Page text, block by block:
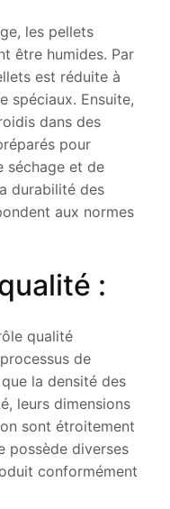
les pellets
être humides. Par
est réduite à
spéciaux. Ensuite,
dans des
pour
séchage et de
durabilité des
aux normes
:
qualité
de
la densité des
leurs dimensions
sont étroitement
possède diverses
conformément